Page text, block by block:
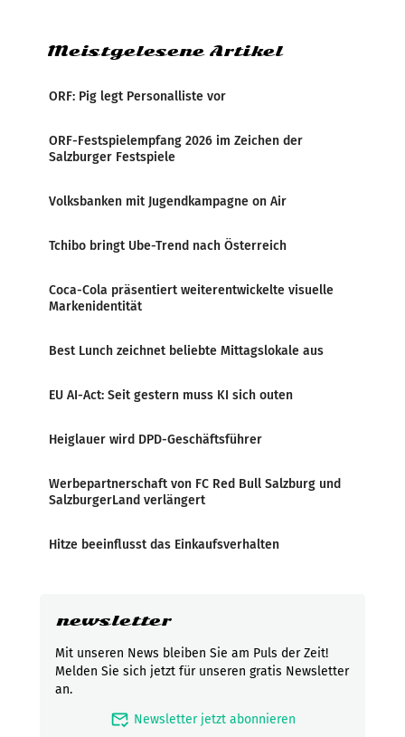
Meistgelesene Artikel
ORF: Pig legt Personalliste vor
ORF-Festspielempfang 2026 im Zeichen der
Salzburger Festspiele
Volksbanken mit Jugendkampagne on Air
Tchibo bringt Ube-Trend nach Österreich
Coca-Cola präsentiert weiterentwickelte visuelle
Markenidentität
Best Lunch zeichnet beliebte Mittagslokale aus
EU AI-Act: Seit gestern muss KI sich outen
Heiglauer wird DPD-Geschäftsführer
Werbepartnerschaft von FC Red Bull Salzburg und
SalzburgerLand verlängert
Hitze beeinflusst das Einkaufsverhalten
newsletter
Mit unseren News bleiben Sie am Puls der Zeit!
Melden Sie sich jetzt für unseren gratis Newsletter
an.
mark_email_read Newsletter jetzt abonnieren